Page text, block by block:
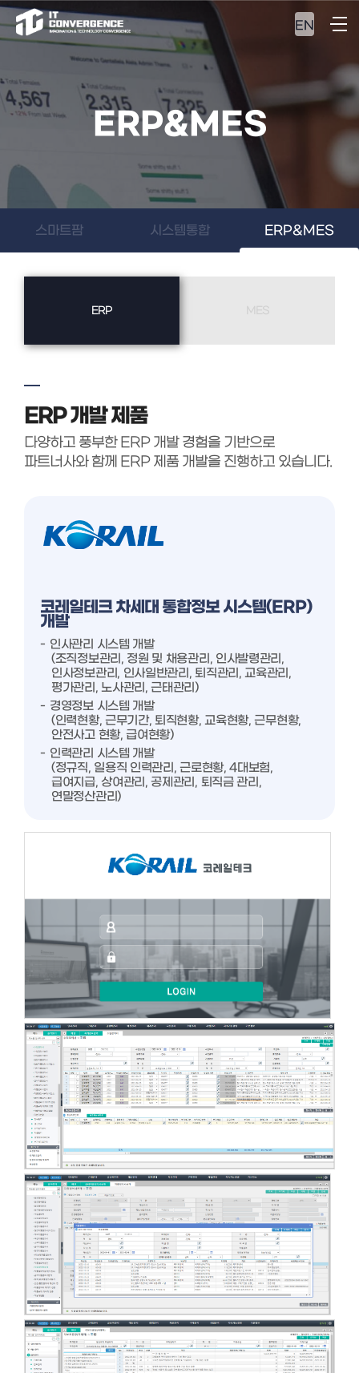
EN
ERP&MES
스마트팜 시스템통합 ERP&MES
ERP
ERP 개발 제품
다양하고 풍부한 ERP 개발 경험을 기반으로
파트너사와 함께 ERP 제품 개발을 진행하고 있습니다.
코레일테크 차세대 통합정보 시스템(ERP)
개발
인사관리 시스템 개발
(조직정보관리, 정원 및 채용관리, 인사발령관리,
인사정보관리, 인사일반관리, 퇴직관리, 교육관리,
평가관리, 노사관리, 근태관리)
경영정보 시스템 개발
(인력현황, 근무기간, 퇴직현황, 교육현황, 근무현황,
안전사고 현황, 급여현황)
인력관리 시스템 개발
(정규직, 일용직 인력관리, 근로현황, 4대보험,
급여지급, 상여관리, 공제관리, 퇴직금 관리,
연말정산관리)